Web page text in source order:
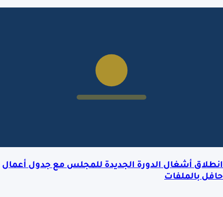
انطلاق أشغال الدورة الجديدة للمجلس مع جدول أعمال
حافل بالملفات